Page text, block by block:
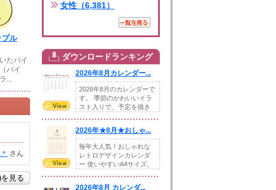
プル
たパイ
パイ
...
さん
見る
女性（6,381）
ダウンロードランキング
2026年8月カレンダー...
2026年8月のカレンダーで
す。 季節のかわいいイラ
スト入りで、予定を描き
2026年★8月★おしゃ...
毎年大人気！おしゃれな
レトロデザインカレンダ
ー 使いやすいA4サイズ。
2026年8月 カレンダ...